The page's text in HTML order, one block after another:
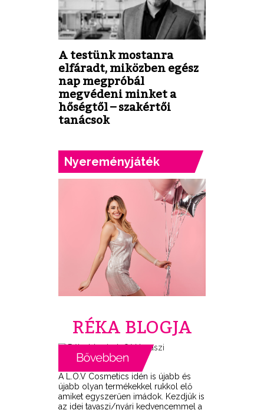
A testünk mostanra
elfáradt, miközben egész
nap megpróbál
megvédeni minket a
hőségtől – szakértői
tanácsok
Nyereményjáték
RÉKA BLOGJA
A L.O.V Cosmetics idén is újabb és
újabb olyan termékekkel rukkol elő
amiket egyszerűen imádok. Kezdjük is
az idei tavaszi/nyári kedvencemmel a